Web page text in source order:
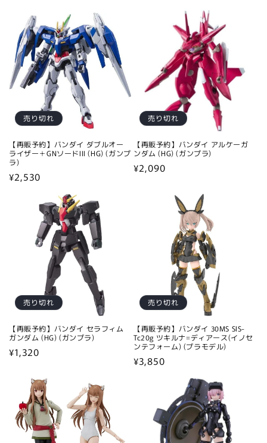
格
売り切れ
【再販予約】バンダイ ダブルオー
ライザー＋GNソードIII (HG) (ガンプ
ラ)
通
¥2,530
売り切れ
【再販予約】バンダイ アルケーガ
ンダム (HG) (ガンプラ)
通
¥2,090
売り切れ
【再販予約】バンダイ セラフィム
ガンダム (HG) (ガンプラ)
通
¥1,320
売り切れ
【再販予約】バンダイ 30MS SIS-
Tc20g ツキルナ=ディアース(イノセ
ンテフォーム) (プラモデル)
通
¥3,850